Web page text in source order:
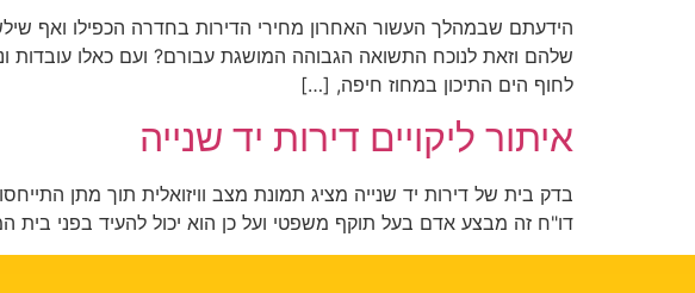
הידעתם שבמהלך העשור האחרון מחירי הדירות בחדרה הכפילו ואף
שלהם וזאת לנוכח התשואה הגבוהה המושגת עבורם? ועם כאלו עובדות
לחוף הים התיכון במחוז חיפה, […]
איתור ליקויים דירות יד שנייה
בדק בית של דירות יד שנייה מציג תמונת מצב וויזואלית תוך מתן
דו"ח זה מבצע אדם בעל תוקף משפטי ועל כן הוא יכול להעיד בפני